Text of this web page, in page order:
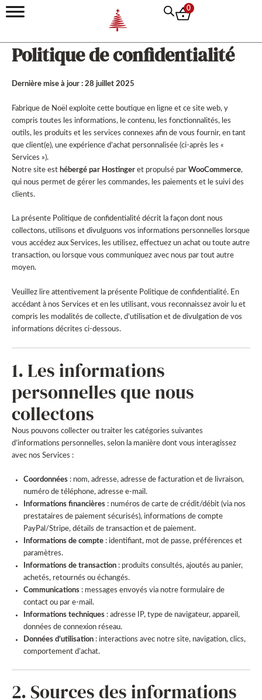
Aller
au
0
Politique de confidentialité
Dernière mise à jour : 28 juillet 2025
Fabrique de Noël exploite cette boutique en ligne et ce site web, y
compris toutes les informations, le contenu, les fonctionnalités, les
outils, les produits et les services connexes afin de vous fournir, en tant
que client(e), une expérience d’achat personnalisée (ci-après les «
Services »).
Notre site est hébergé par Hostinger et propulsé par WooCommerce,
qui nous permet de gérer les commandes, les paiements et le suivi des
clients.
La présente Politique de confidentialité décrit la façon dont nous
collectons, utilisons et divulguons vos informations personnelles lorsque
vous accédez aux Services, les utilisez, effectuez un achat ou toute autre
transaction, ou lorsque vous communiquez avec nous par tout autre
moyen.
Veuillez lire attentivement la présente Politique de confidentialité. En
accédant à nos Services et en les utilisant, vous reconnaissez avoir lu et
compris les modalités de collecte, d’utilisation et de divulgation de vos
informations décrites ci-dessous.
1. Les informations
personnelles que nous
collectons
Nous pouvons collecter ou traiter les catégories suivantes
d’informations personnelles, selon la manière dont vous interagissez
avec nos Services :
Coordonnées : nom, adresse, adresse de facturation et de livraison,
numéro de téléphone, adresse e-mail.
Informations financières : numéros de carte de crédit/débit (via nos
prestataires de paiement sécurisés), informations de compte
PayPal/Stripe, détails de transaction et de paiement.
Informations de compte : identifiant, mot de passe, préférences et
paramètres.
Informations de transaction : produits consultés, ajoutés au panier,
achetés, retournés ou échangés.
Communications : messages envoyés via notre formulaire de
contact ou par e-mail.
Informations techniques : adresse IP, type de navigateur, appareil,
données de connexion réseau.
Données d’utilisation : interactions avec notre site, navigation, clics,
comportement d’achat.
2. Sources des informations